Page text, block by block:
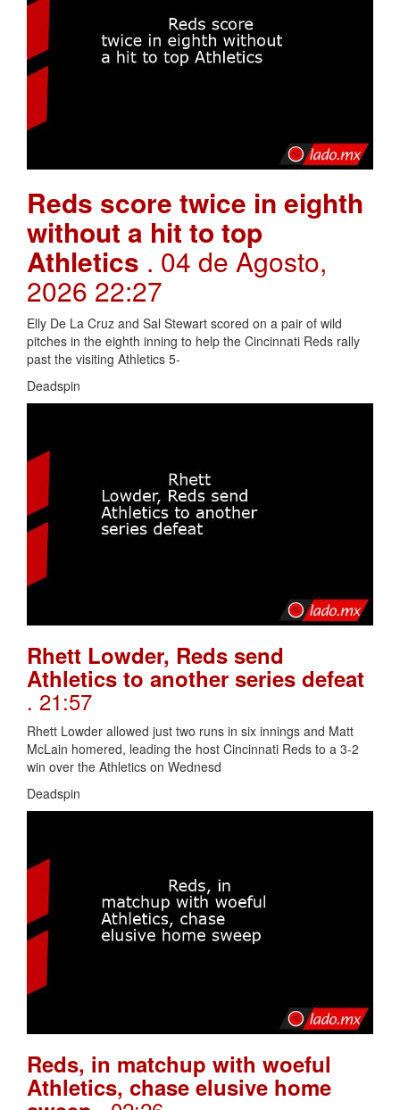
Reds score twice in eighth
without a hit to top
Athletics . 04 de Agosto,
2026 22:27
Elly De La Cruz and Sal Stewart scored on a pair of wild
pitches in the eighth inning to help the Cincinnati Reds rally
past the visiting Athletics 5-
Deadspin
Rhett Lowder, Reds send
Athletics to another series defeat
. 21:57
Rhett Lowder allowed just two runs in six innings and Matt
McLain homered, leading the host Cincinnati Reds to a 3-2
win over the Athletics on Wednesd
Deadspin
Reds, in matchup with woeful
Athletics, chase elusive home